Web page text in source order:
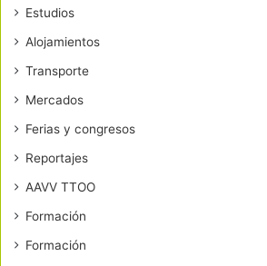
Estudios
Alojamientos
Transporte
Mercados
Ferias y congresos
Reportajes
AAVV TTOO
Formación
Formación